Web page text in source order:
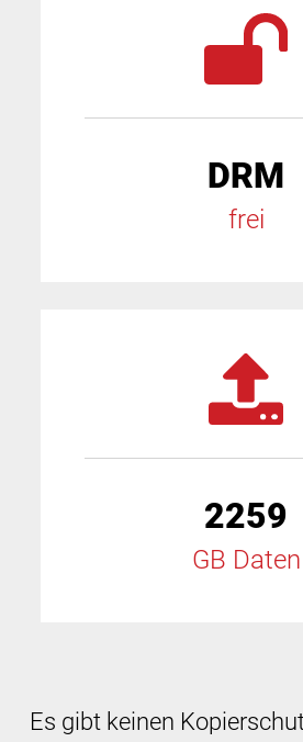
DRM
frei
2259
GB Daten
Es gibt keinen